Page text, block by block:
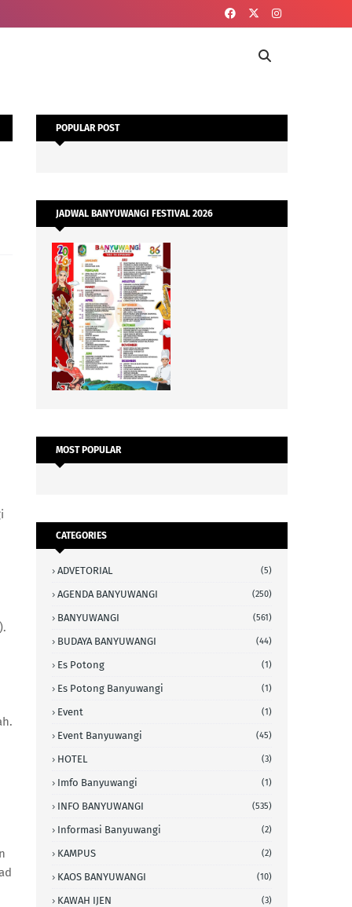
POPULAR POST
JADWAL BANYUWANGI FESTIVAL 2026
MOST POPULAR
CATEGORIES
ADVETORIAL (5)
AGENDA BANYUWANGI (250)
BANYUWANGI (561)
BUDAYA BANYUWANGI (44)
Es Potong (1)
Es Potong Banyuwangi (1)
Event (1)
Event Banyuwangi (45)
HOTEL (3)
Imfo Banyuwangi (1)
INFO BANYUWANGI (535)
Informasi Banyuwangi (2)
KAMPUS (2)
KAOS BANYUWANGI (10)
KAWAH IJEN (3)